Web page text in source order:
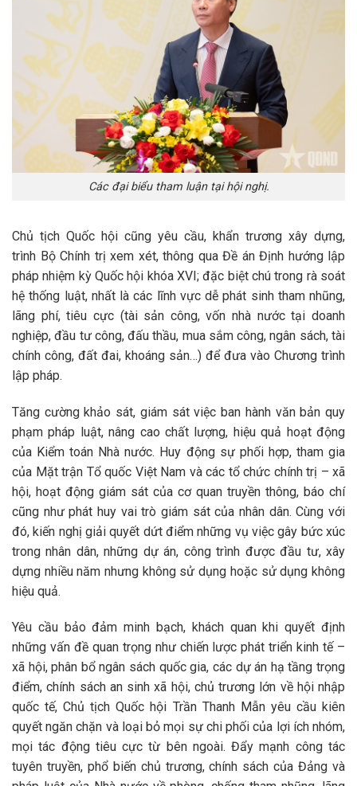
Các đại biểu tham luận tại hội nghị.
Chủ tịch Quốc hội cũng yêu cầu, khẩn trương xây dựng,
trình Bộ Chính trị xem xét, thông qua Đề án Định hướng lập
pháp nhiệm kỳ Quốc hội khóa XVI; đặc biệt chú trong rà soát
hệ thống luật, nhất là các lĩnh vực dễ phát sinh tham nhũng,
lãng phí, tiêu cực (tài sản công, vốn nhà nước tại doanh
nghiệp, đầu tư công, đấu thầu, mua sắm công, ngân sách, tài
chính công, đất đai, khoáng sản…) để đưa vào Chương trình
lập pháp.
Tăng cường khảo sát, giám sát việc ban hành văn bản quy
phạm pháp luật, nâng cao chất lượng, hiệu quả hoạt động
của Kiểm toán Nhà nước. Huy động sự phối hợp, tham gia
của Mặt trận Tổ quốc Việt Nam và các tổ chức chính trị – xã
hội, hoạt động giám sát của cơ quan truyền thông, báo chí
cũng như phát huy vai trò giám sát của nhân dân. Cùng với
đó, kiến nghị giải quyết dứt điểm những vụ việc gây bức xúc
trong nhân dân, những dự án, công trình được đầu tư, xây
dựng nhiều năm nhưng không sử dụng hoặc sử dụng không
hiệu quả.
Yêu cầu bảo đảm minh bạch, khách quan khi quyết định
những vấn đề quan trọng như chiến lược phát triển kinh tế –
xã hội, phân bổ ngân sách quốc gia, các dự án hạ tầng trọng
điểm, chính sách an sinh xã hội, chủ trương lớn về hội nhập
quốc tế, Chủ tịch Quốc hội Trần Thanh Mẫn yêu cầu kiên
quyết ngăn chặn và loại bỏ mọi sự chi phối của lợi ích nhóm,
mọi tác động tiêu cực từ bên ngoài. Đẩy mạnh công tác
tuyên truyền, phổ biến chủ trương, chính sách của Đảng và